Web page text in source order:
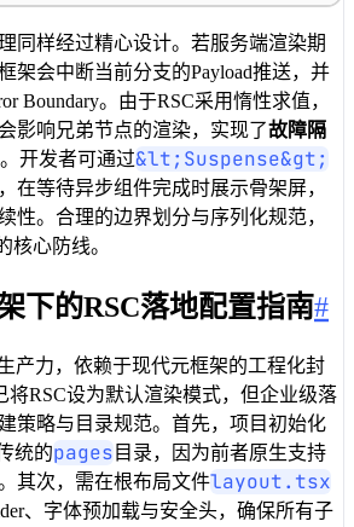
同样经过精心设计。若服务端渲染期
架会中断当前分支的Payload推送，并
Boundary。由于RSC采用惰性求值，
影响兄弟节点的渲染，实现了故障隔
。开发者可通过&lt;Suspense&gt;
在等待异步组件完成时展示骨架屏，
性。合理的边界划分与序列化规范，
核心防线。
下的RSC落地配置指南#
产力，依赖于现代元框架的工程化封
将RSC设为默认渲染模式，但企业级落
策略与目录规范。首先，项目初始化
统的pages 目录，因为前者原生支持
其次，需在根布局文件layout.tsx
、字体预加载与安全头，确保所有子